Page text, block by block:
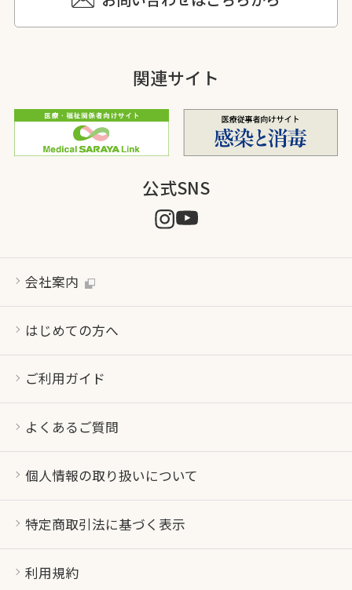
関連サイト
公式SNS
会社案内
はじめての方へ
ご利用ガイド
よくあるご質問
個人情報の取り扱いについて
特定商取引法に基づく表示
利用規約